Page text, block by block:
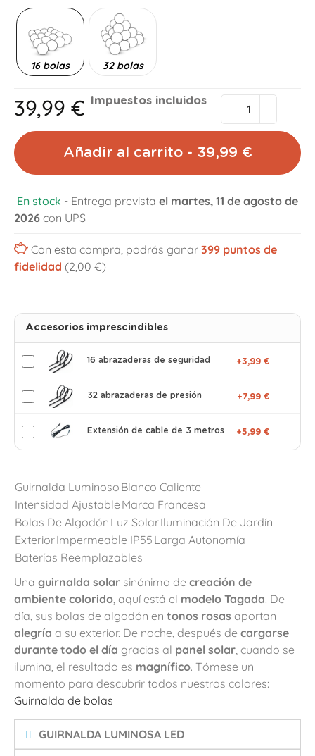
16 bolas 32 bolas
39,99 € Impuestos incluidos
Añadir al carrito - 39,99 €
En stock - Entrega prevista el martes, 11 de agosto de
2026 con UPS
Con esta compra, podrás ganar 399puntos de
fidelidad (2,00 €)
Accesorios imprescindibles
16 abrazaderas de seguridad +3,99 €
32 abrazaderas de presión +7,99 €
Extensión de cable de 3 metros +5,99 €
Guirnalda Luminoso Blanco Caliente
Intensidad Ajustable Marca Francesa
Bolas De Algodón Luz SolarIluminación De Jardín
ExteriorImpermeable IP55 Larga Autonomía
Baterías Reemplazables
Una guirnalda solar sinónimo de creación de
ambiente colorido, aquí está el modelo Tagada. De
día, sus bolas de algodón en tonos rosas aportan
alegría a su exterior. De noche, después de cargarse
durante todo el día gracias al panel solar, cuando se
ilumina, el resultado es magnífico. Tómese un
momento para descubrir todos nuestros colores:
Guirnalda de bolas
GUIRNALDA LUMINOSA LED